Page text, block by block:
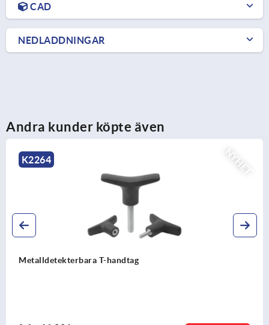
CAD
NEDLADDNINGAR
Andra kunder köpte även
NYHET
Kulspärrbultar med hög